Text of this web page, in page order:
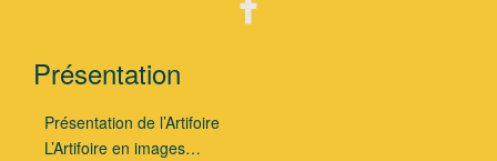
Présentation
Présentation de l’Artifoire
L’Artifoire en images…